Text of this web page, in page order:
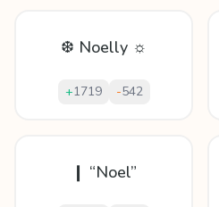
❆ Noelly ☼
+1719 -542
❙ “Noel”